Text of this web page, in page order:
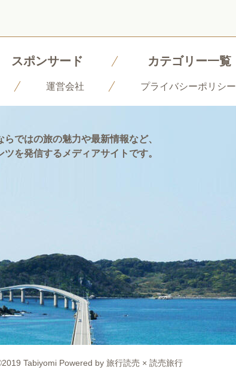
スポンサード カテゴリー一覧
運営会社 プライバシーポリシー
らではの旅の魅力や最新情報など、
を発信するメディアサイトです。
Tabiyomi Powered by 旅行読売 × 読売旅行